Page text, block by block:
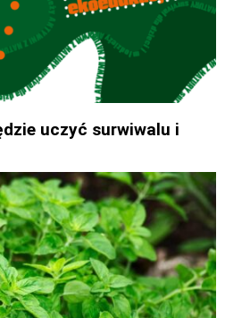
uczyć surwiwalu i